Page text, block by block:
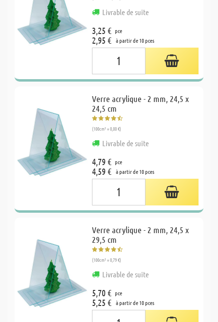
Livrable de suite
3,25 € pce
2,95 € à partir de 10 pces
Verre acrylique - 2 mm, 24,5 x
24,5 cm
(100cm² = 0,80 €)
Livrable de suite
4,79 € pce
4,59 € à partir de 10 pces
Verre acrylique - 2 mm, 24,5 x
29,5 cm
(100cm² = 0,79 €)
Livrable de suite
5,70 € pce
5,25 € à partir de 10 pces